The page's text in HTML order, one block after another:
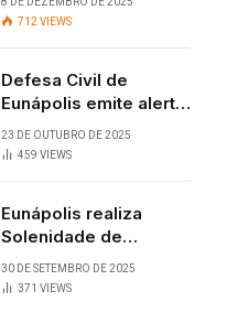
encontrado com vida
712 VIEWS
Defesa Civil de
Eunápolis emite alerta
para chuvas
23 DE OUTUBRO DE 2025
459 VIEWS
Eunápolis realiza
Solenidade de
Assunção do 28º
BPM, conquista
30 DE SETEMBRO DE 2025
371 VIEWS